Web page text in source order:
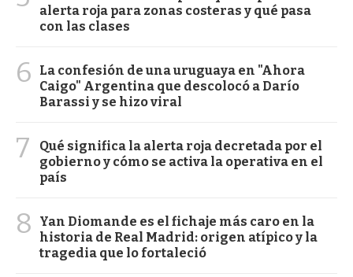
alerta roja para zonas costeras y qué pasa
con las clases
6
La confesión de una uruguaya en "Ahora
Caigo" Argentina que descolocó a Darío
Barassi y se hizo viral
7
Qué significa la alerta roja decretada por el
gobierno y cómo se activa la operativa en el
país
8
Yan Diomande es el fichaje más caro en la
historia de Real Madrid: origen atípico y la
tragedia que lo fortaleció